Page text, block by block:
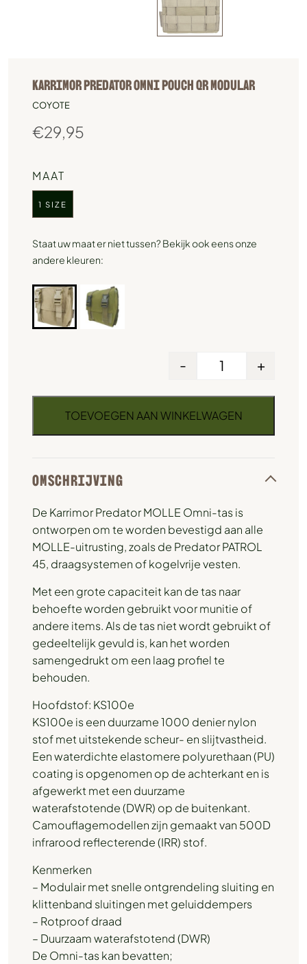
KARRIMOR PREDATOR OMNI POUCH QR MODULAR
COYOTE
€29,95
MAAT
1 SIZE
Staat uw maat er niet tussen? Bekijk ook eens onze
andere kleuren:
- +
TOEVOEGEN AAN WINKELWAGEN
OMSCHRIJVING
De Karrimor Predator MOLLE Omni-tas is
ontworpen om te worden bevestigd aan alle
MOLLE-uitrusting, zoals de Predator PATROL
45, draagsystemen of kogelvrije vesten.
Met een grote capaciteit kan de tas naar
behoefte worden gebruikt voor munitie of
andere items. Als de tas niet wordt gebruikt of
gedeeltelijk gevuld is, kan het worden
samengedrukt om een ​​laag profiel te
behouden.
Hoofdstof: KS100e
KS100e is een duurzame 1000 denier nylon
stof met uitstekende scheur- en slijtvastheid.
Een waterdichte elastomere polyurethaan (PU)
coating is opgenomen op de achterkant en is
afgewerkt met een duurzame
waterafstotende (DWR) op de buitenkant.
Camouflagemodellen zijn gemaakt van 500D
infrarood reflecterende (IRR) stof.
Kenmerken
– Modulair met snelle ontgrendeling sluiting en
klittenband sluitingen met geluiddempers
– Rotproof draad
– Duurzaam waterafstotend (DWR)
De Omni-tas kan bevatten;